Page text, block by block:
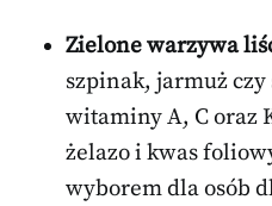
Zielone warzywa
szpinak, jarmuż czy
witaminy A, C oraz
żelazo i kwas
wyborem dla osób